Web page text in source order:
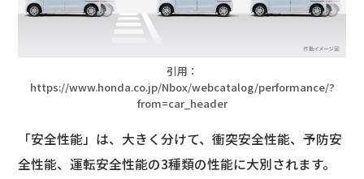
引用：
https://www.honda.co.jp/Nbox/webcatalog/performance/?
from=car_header
「安全性能」は、大きく分けて、衝突安全性能、予防安
全性能、運転安全性能の3種類の性能に大別されます。